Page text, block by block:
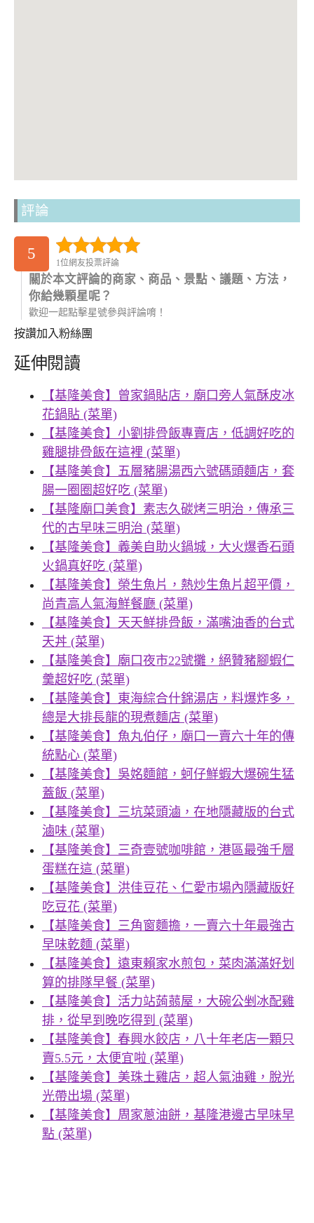
評論
5
1位網友投票評論
關於本文評論的商家、商品、景點、議題、方法，
你給幾顆星呢？
歡迎一起點擊星號參與評論唷！
按讚加入粉絲團
延伸閱讀
【基隆美食】曾家鍋貼店，廟口旁人氣酥皮冰
花鍋貼 (菜單)
【基隆美食】小劉排骨飯專賣店，低調好吃的
雞腿排骨飯在這裡 (菜單)
【基隆美食】五層豬腸湯西六號碼頭麵店，套
腸一圈圈超好吃 (菜單)
【基隆廟口美食】素志久碳烤三明治，傳承三
代的古早味三明治 (菜單)
【基隆美食】義美自助火鍋城，大火爆香石頭
火鍋真好吃 (菜單)
【基隆美食】榮生魚片，熱炒生魚片超平價，
尚青高人氣海鮮餐廳 (菜單)
【基隆美食】天天鮮排骨飯，滿嘴油香的台式
天丼 (菜單)
【基隆美食】廟口夜市22號攤，絕贊豬腳蝦仁
羹超好吃 (菜單)
【基隆美食】東海綜合什錦湯店，料爆炸多，
總是大排長龍的現煮麵店 (菜單)
【基隆美食】魚丸伯仔，廟口一賣六十年的傳
統點心 (菜單)
【基隆美食】吳姳麵館，蚵仔鮮蝦大爆碗生猛
蓋飯 (菜單)
【基隆美食】三坑菜頭滷，在地隱藏版的台式
滷味 (菜單)
【基隆美食】三奇壹號咖啡館，港區最強千層
蛋糕在這 (菜單)
【基隆美食】洪佳豆花、仁愛市場內隱藏版好
吃豆花 (菜單)
【基隆美食】三角窗麵擔，一賣六十年最強古
早味乾麵 (菜單)
【基隆美食】遠東賴家水煎包，菜肉滿滿好划
算的排隊早餐 (菜單)
【基隆美食】活力站蒟蒻屋，大碗公剉冰配雞
排，從早到晚吃得到 (菜單)
【基隆美食】春興水餃店，八十年老店一顆只
賣5.5元，太便宜啦 (菜單)
【基隆美食】美珠土雞店，超人氣油雞，脫光
光帶出場 (菜單)
【基隆美食】周家蔥油餅，基隆港邊古早味早
點 (菜單)